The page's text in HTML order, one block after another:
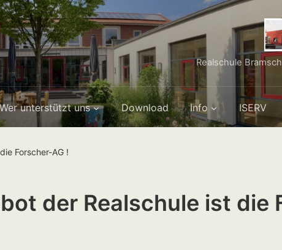
Realschule
Wer unterstützt uns Download Info ISERV
Forscher-AG !
der Realschule ist die